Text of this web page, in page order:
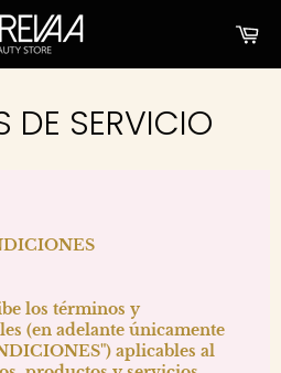
DE SERVICIO
los términos y
(en adelante únicamente
aplicables al